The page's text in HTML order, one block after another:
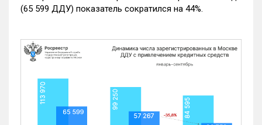
(65 599 ДДУ) показатель сократился на 44%.